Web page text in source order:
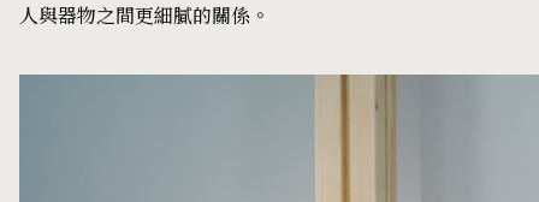
人與器物之間更細膩的關係。